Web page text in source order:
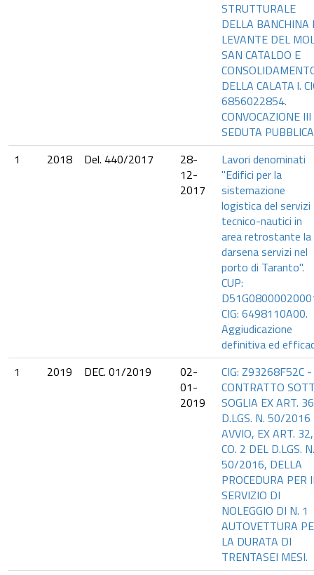
STRUTTURALE
DELLA BANCHINA
LEVANTE DEL
SAN CATALDO E
DELLA CALATA l.
6856022854.
CONVOCAZIONE III
SEDUTA PUBBLICA
1
2018 Del. 440/2017
28-
12-
2017
Lavori denominati
"Edifici per la
sistemazione
logistica del servizi
tecnico-nautici in
area retrostante la
darsena servizi nel
porto di Taranto".
CUP:
CIG: 6498110A00.
Aggiudicazione
definitiva ed
1
2019 DEC. 01/2019
02-
01-
2019
CIG: Z93268F52C -
CONTRATTO
SOGLIA EX ART. 36
D.LGS. N. 50/
AVVIO, EX ART. 32,
CO. 2 DEL D.LGS. N.
50/2016, DELLA
PROCEDURA PER
SERVIZIO DI
NOLEGGIO DI N. 1
AUTOVETTURA
LA DURATA DI
TRENTASEI MESI.